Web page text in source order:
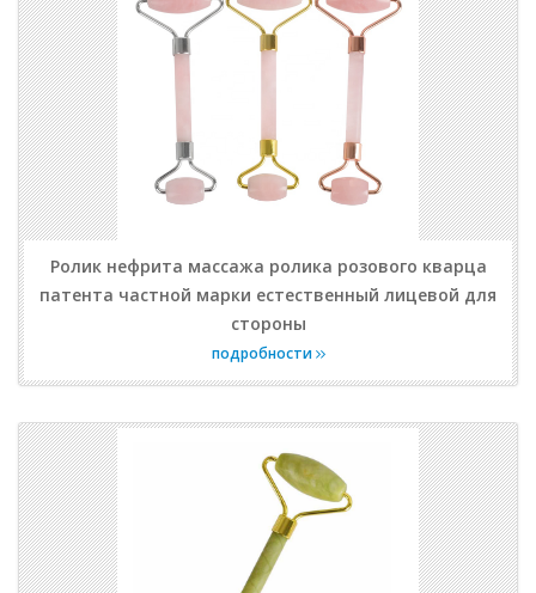
Ролик нефрита массажа ролика розового кварца
патента частной марки естественный лицевой для
стороны
подробности